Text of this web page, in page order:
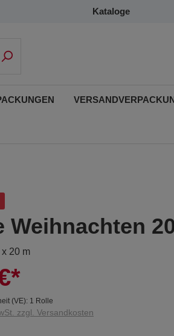
Kataloge
Weihnachten
20 m
(VE): 1 Rolle
zzgl. Versandkosten